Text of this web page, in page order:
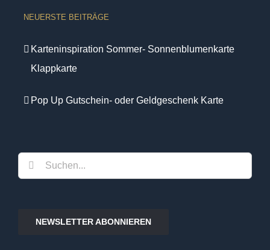
NEUERSTE BEITRÄGE
Karteninspiration Sommer- Sonnenblumenkarte
Klappkarte
Pop Up Gutschein- oder Geldgeschenk Karte
Suche
nach:
NEWSLETTER ABONNIEREN